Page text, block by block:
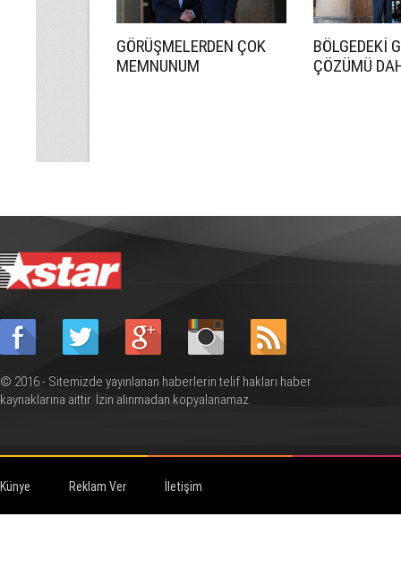
GÖRÜŞMELERDEN ÇOK
MEMNUNUM
BÖLGEDEKİ
ÇÖZÜMÜ
© 2016 - Sitemizde yayınlanan haberlerin telif hakları haber
kaynaklarına aittir. İzin alınmadan kopyalanamaz.
Künye Reklam Ver İletişim